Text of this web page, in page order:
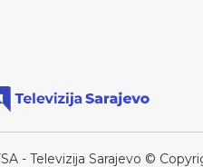
- Televizija Sarajevo ©